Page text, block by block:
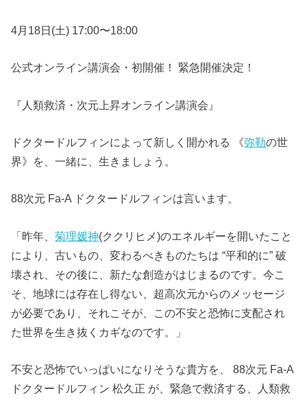
4月18日(土) 17:00〜18:00
公式オンライン講演会・初開催！ 緊急開催決定！
『人類救済・次元上昇オンライン講演会』
ドクタードルフィンによって新しく開かれる 《弥勒の世
界》を、一緒に、生きましょう。
88次元 Fa-A ドクタードルフィンは言います。
「昨年、菊理媛神(ククリヒメ)のエネルギーを開いたこと
により、古いもの、変わるべきものたちは “平和的に” 破
壊され、その後に、新たな創造がはじまるのです。今こ
そ、地球には存在し得ない、超高次元からのメッセージ
が必要であり、それこそが、この不安と恐怖に支配され
た世界を生き抜くカギなのです。」
不安と恐怖でいっぱいになりそうな貴方を、 88次元 Fa-A
ドクタードルフィン 松久正 が、緊急で救済する、人類救